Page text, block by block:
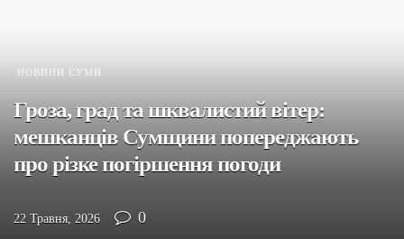
НОВИНИ СУМИ
Гроза, град та шквалистий вітер:
мешканців Сумщини попереджають
про різке погіршення погоди
22 Травня, 2026 0